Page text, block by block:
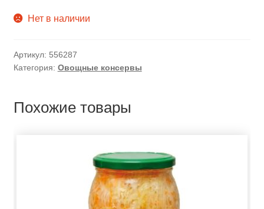
Нет в наличии
Артикул: 556287
Категория: Овощные консервы
Похожие товары